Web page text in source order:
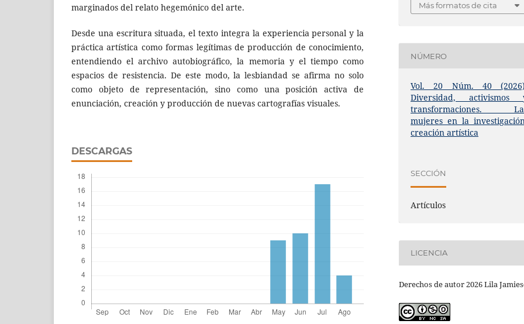
marginados del relato hegemónico del arte.
Desde una escritura situada, el texto integra la experiencia personal y la
práctica artística como formas legítimas de producción de conocimiento,
entendiendo el archivo autobiográfico, la memoria y el tiempo co­mo
espacios de resistencia. De este modo, la lesbiandad se afirma no solo
como objeto de representación, sino como una posición activa de
enunciación, creación y producción de nuevas cartografías visuales.
DESCARGAS
Más formatos de cita
NÚMERO
Vol. 20 Núm. 40
Diversidad, activismos
transformaciones.
mujeres en la
creación artística
SECCIÓN
Artículos
LICENCIA
Derechos de autor 2026 Lila